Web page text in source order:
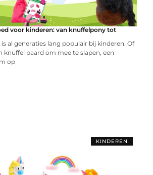
voor kinderen: van knuffelpony tot
al generaties lang populair bij kinderen. Of
knuffel paard om mee te slapen, een
op
KINDEREN